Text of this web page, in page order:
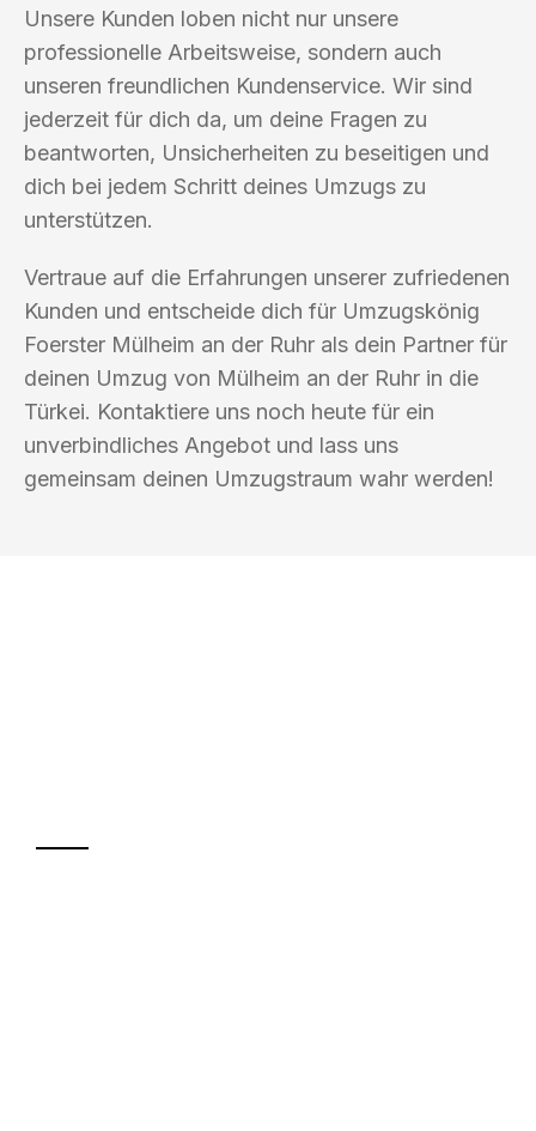
Unsere Kunden loben nicht nur unsere
professionelle Arbeitsweise, sondern auch
unseren freundlichen Kundenservice. Wir sind
jederzeit für dich da, um deine Fragen zu
beantworten, Unsicherheiten zu beseitigen und
dich bei jedem Schritt deines Umzugs zu
unterstützen.
Vertraue auf die Erfahrungen unserer zufriedenen
Kunden und entscheide dich für Umzugskönig
Foerster Mülheim an der Ruhr als dein Partner für
deinen Umzug von Mülheim an der Ruhr in die
Türkei. Kontaktiere uns noch heute für ein
unverbindliches Angebot und lass uns
gemeinsam deinen Umzugstraum wahr werden!